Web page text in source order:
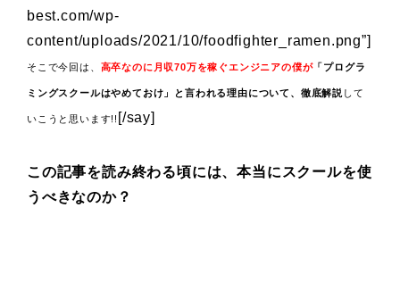
best.com/wp-
content/uploads/2021/10/foodfighter_ramen.png”]
そこで今回は、 高卒なのに月収70万を稼ぐエンジニアの僕が「プログラ
ミングスクールはやめておけ」と言われる理由について、徹底解説 して
いこうと思います!! [/say]
この記事を読み終わる頃には、本当にスクールを使
うべきなのか？